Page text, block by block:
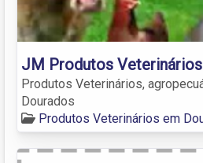
JM Produtos Veterinários
Produtos Veterinários,
Dourados
Produtos Veterinários em